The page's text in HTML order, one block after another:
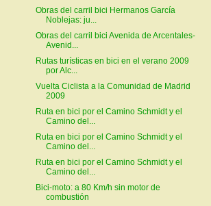
Obras del carril bici Hermanos García
Noblejas: ju...
Obras del carril bici Avenida de Arcentales-
Avenid...
Rutas turísticas en bici en el verano 2009
por Alc...
Vuelta Ciclista a la Comunidad de Madrid
2009
Ruta en bici por el Camino Schmidt y el
Camino del...
Ruta en bici por el Camino Schmidt y el
Camino del...
Ruta en bici por el Camino Schmidt y el
Camino del...
Bici-moto: a 80 Km/h sin motor de
combustión